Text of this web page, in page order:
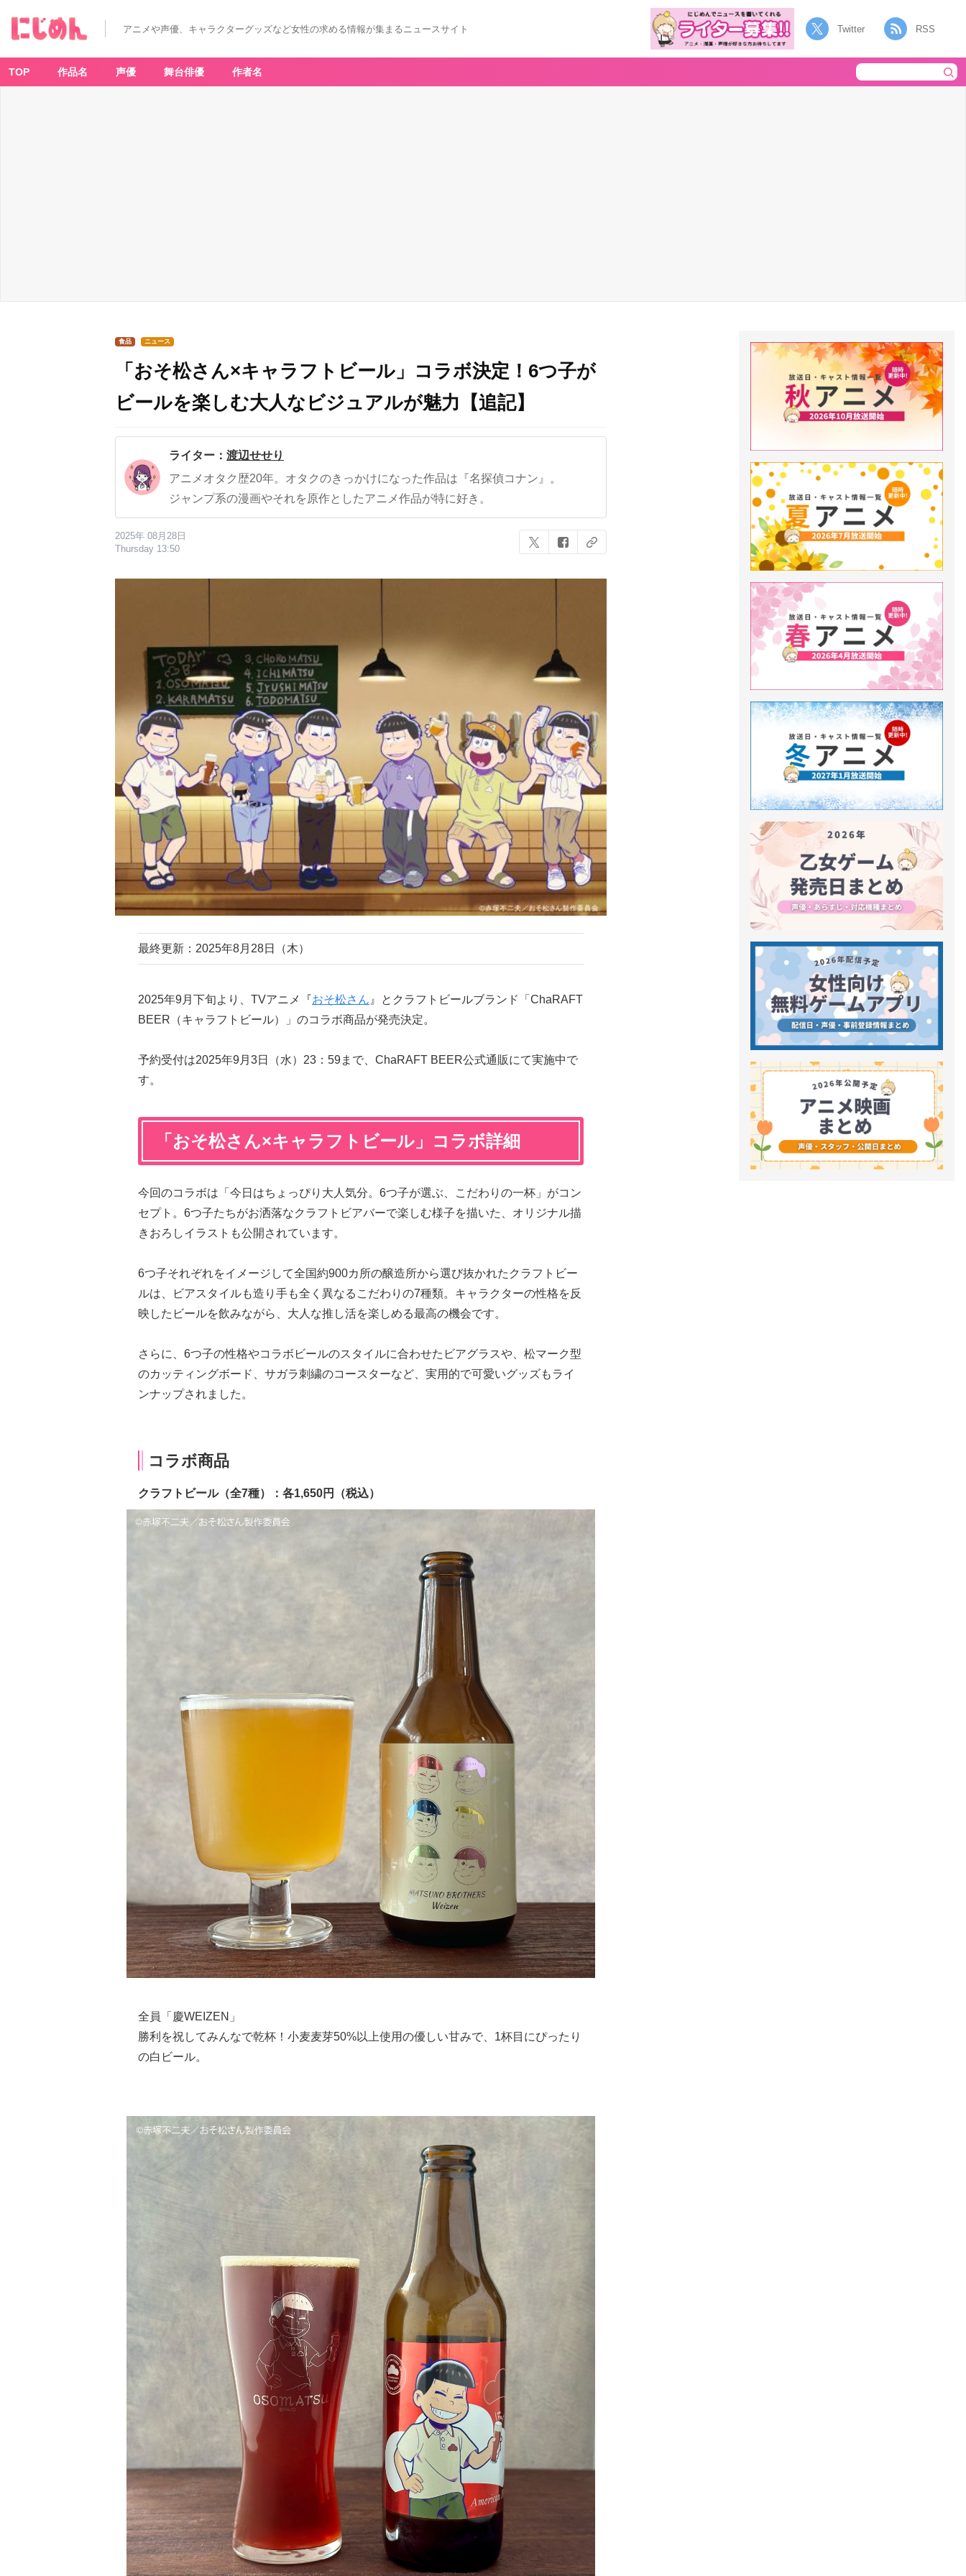
アニメや声優、キャラクターグッズなど女性の求める情報が集まるニュースサイト Twitter RSS
TOP 作品名 声優 舞台俳優 作者名
食品 ニュース
「おそ松さん×キャラフトビール」コラボ決定！6つ子が
ビールを楽しむ大人なビジュアルが魅力【追記】
ライター： 渡辺せせり
アニメオタク歴20年。オタクのきっかけになった作品は『名探偵コナン』。
ジャンプ系の漫画やそれを原作としたアニメ作品が特に好き。
2025年 08月28日
Thursday 13:50
最終更新：2025年8月28日（木）
2025年9月下旬より、TVアニメ『おそ松さん 』とクラフトビールブランド「ChaRAFT
BEER（キャラフトビール）」のコラボ商品が発売決定。
予約受付は2025年9月3日（水）23：59まで、ChaRAFT BEER公式通販にて実施中で
す。
「おそ松さん×キャラフトビール」コラボ詳細
今回のコラボは「今日はちょっぴり大人気分。6つ子が選ぶ、こだわりの一杯」がコン
セプト。6つ子たちがお洒落なクラフトビアバーで楽しむ様子を描いた、オリジナル描
きおろしイラストも公開されています。
6つ子それぞれをイメージして全国約900カ所の醸造所から選び抜かれたクラフトビー
ルは、ビアスタイルも造り手も全く異なるこだわりの7種類。キャラクターの性格を反
映したビールを飲みながら、大人な推し活を楽しめる最高の機会です。
さらに、6つ子の性格やコラボビールのスタイルに合わせたビアグラスや、松マーク型
のカッティングボード、サガラ刺繍のコースターなど、実用的で可愛いグッズもライ
ンナップされました。
コラボ商品
クラフトビール（全7種）：各1,650円（税込）
全員「慶WEIZEN」
勝利を祝してみんなで乾杯！小麦麦芽50%以上使用の優しい甘みで、1杯目にぴったり
の白ビール。